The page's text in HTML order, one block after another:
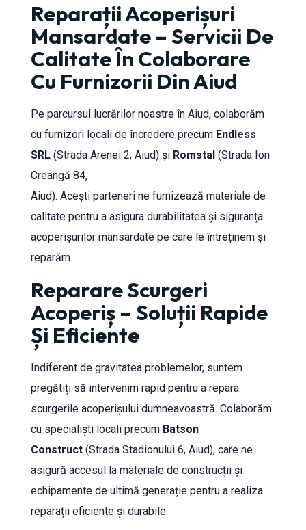
Reparații Acoperișuri
Mansardate – Servicii De
Calitate În Colaborare
Cu Furnizorii Din Aiud
Pe parcursul lucrărilor noastre în Aiud, colaborăm
cu furnizori locali de încredere precum Endless
SRL(Strada Arenei 2, Aiud) și Romstal (Strada Ion
Creangă 84,
Aiud). Acești parteneri ne furnizează materiale de
calitate pentru a asigura durabilitatea și siguranța
acoperișurilor mansardate pe care le întreținem și
reparăm.
Reparare Scurgeri
Acoperiș – Soluții Rapide
Și Eficiente
Indiferent de gravitatea problemelor, suntem
pregătiți să intervenim rapid pentru a repara
scurgerile acoperișului dumneavoastră. Colaborăm
cu specialiști locali precum Batson
Construct(Strada Stadionului 6, Aiud), care ne
asigură accesul la materiale de construcții și
echipamente de ultimă generație pentru a realiza
reparații eficiente și durabile.